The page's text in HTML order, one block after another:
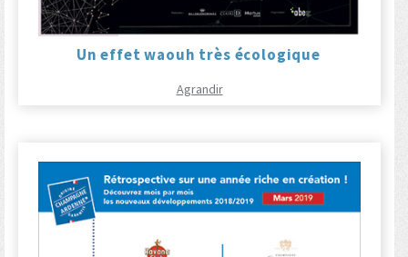
Un effet waouh très écologique
Agrandir